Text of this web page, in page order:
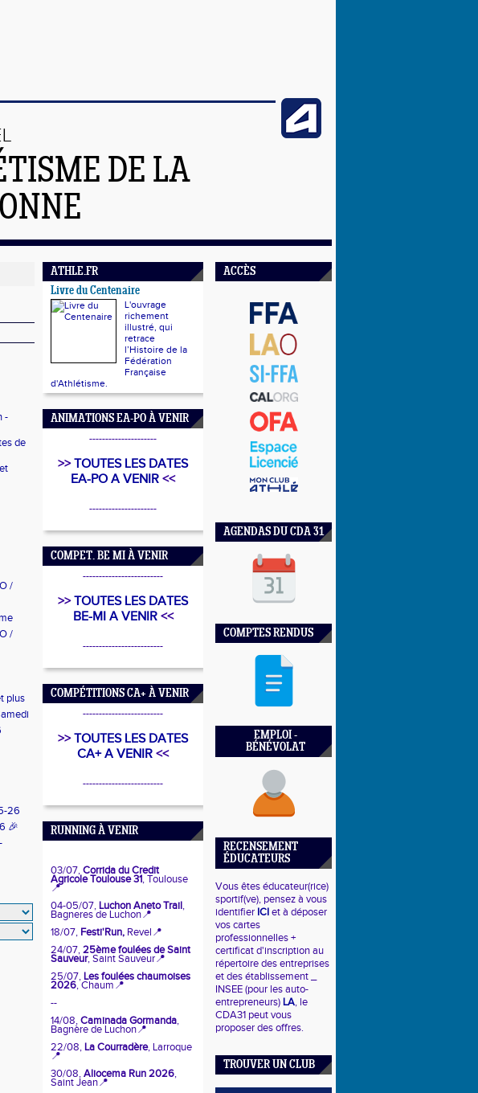
DE LA
-
de
/
/
plus
26
🎉
ATHLE.FR
Livre du Centenaire
L'ouvrage
richement
illustré, qui
retrace
l’Histoire de la
Fédération
Française
d'Athlétisme.
ANIMATIONS EA-PO À VENIR
---------------------
>>TOUTES LES DATES
EA-PO A VENIR <<
---------------------
COMPET. BE MI À VENIR
-------------------------
>>TOUTES LES DATES
BE-MI A VENIR<<
-------------------------
COMPÉTITIONS CA+ À VENIR
-------------------------
>>TOUTES LES DATES
CA+ A VENIR <<
-------------------------
RUNNING À VENIR
03/07, Corrida du Credit
Agricole Toulouse 31, Toulouse
📍
04-05/07, Luchon Aneto Trail,
Bagneres de Luchon📍
18/07, Festi'Run, Revel📍
24/07, 25ème foulées de Saint
Sauveur, Saint Sauveur📍
25/07, Les foulées chaumoises
2026, Chaum📍
--
14/08, Caminada Gormanda,
Bagnère de Luchon📍
22/08, La Courradère, Larroque
📍
30/08, Aliocema Run 2026,
Saint Jean📍
ACCÈS
AGENDAS DU CDA 31
COMPTES RENDUS
EMPLOI -
BÉNÉVOLAT
RECENSEMENT
ÉDUCATEURS
Vous êtes éducateur(rice)
sportif(ve), pensez à vous
identifier ICIet à déposer
vos cartes
professionnelles +
certificat d'inscription au
répertoire des entreprises
et des établissement _
INSEE (pour les auto-
entrepreneurs) LA, le
CDA31 peut vous
proposer des offres.
TROUVER UN CLUB